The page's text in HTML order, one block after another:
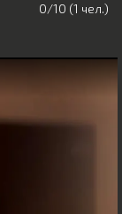
0/10 (1 чeл.)